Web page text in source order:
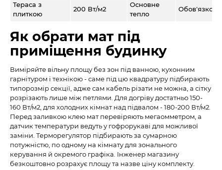
Тераса з
плиткою
200 Вт/м2
Основне
тепло
Обов'язкове
Як обрати мат під
приміщення будинку
Виміряйте вільну площу без зон під ванною, кухонним
гарнітуром і технікою - саме під цю квадратуру підбирають
типорозмір секції, адже сам кабель різати не можна, а сітку
розрізають лише між петлями. Для догріву достатньо 150-
160 Вт/м2, для холодних кімнат над підвалом - 180-200 Вт/м2.
Перед заливкою клею мат перевіряють мегаомметром, а
датчик температури ведуть у гофрорукаві для можливої
заміни. Терморегулятор підбирають за сумарною
потужністю, по одному на кімнату для зонального
керування й окремого графіка. Інженер магазину
безкоштовно розрахує площу та назве ціну комплекту.